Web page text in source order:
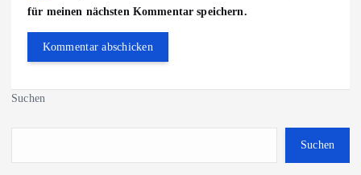
für meinen nächsten Kommentar speichern.
Suchen
Suchen